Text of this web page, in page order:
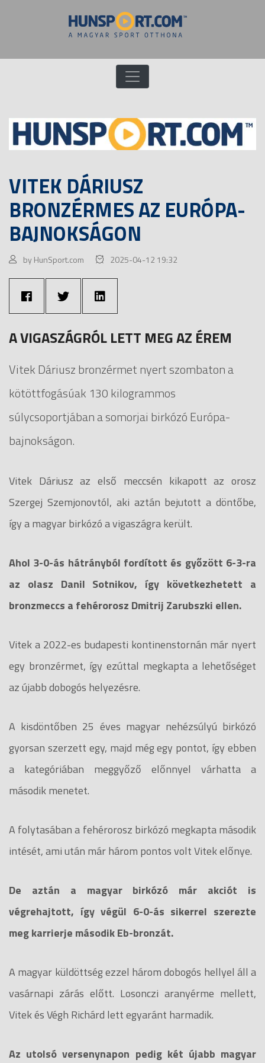
VITEK DÁRIUSZ
BRONZÉRMES AZ EURÓPA-
BAJNOKSÁGON
by HunSport.com 2025-04-12 19:32
A VIGASZÁGRÓL LETT MEG AZ ÉREM
Vitek Dáriusz bronzérmet nyert szombaton a
kötöttfogásúak 130 kilogrammos
súlycsoportjában a somorjai birkózó Európa-
bajnokságon.
Vitek Dáriusz az első meccsén kikapott az orosz
Szergej Szemjonovtól, aki aztán bejutott a döntőbe,
így a magyar birkózó a vigaszágra került.
Ahol 3-0-ás hátrányból fordított és győzött 6-3-ra
az olasz Danil Sotnikov, így következhetett a
bronzmeccs a fehérorosz Dmitrij Zarubszki ellen.
Vitek a 2022-es budapesti kontinenstornán már nyert
egy bronzérmet, így ezúttal megkapta a lehetőséget
az újabb dobogós helyezésre.
A kisdöntőben 25 éves magyar nehézsúlyú birkózó
gyorsan szerzett egy, majd még egy pontot, így ebben
a kategóriában meggyőző előnnyel várhatta a
második menetet.
A folytasában a fehérorosz birkózó megkapta második
intését, ami után már három pontos volt Vitek előnye.
De aztán a magyar birkózó már akciót is
végrehajtott, így végül 6-0-ás sikerrel szerezte
meg karrierje második Eb-bronzát.
A magyar küldöttség ezzel három dobogós hellyel áll a
vasárnapi zárás előtt. Losonczi aranyérme mellett,
Vitek és Végh Richárd lett egyaránt harmadik.
Az utolsó versenynapon pedig két újabb magyar